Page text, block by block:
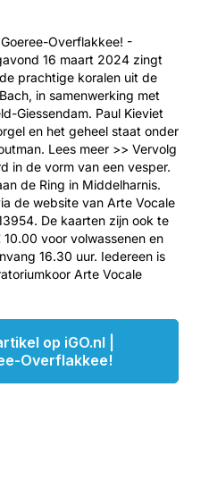
Overflakkee! -
16 maart 2024 zingt
prachtige koralen uit de
in samenwerking met
Giessendam. Paul Kieviet
en het geheel staat onder
Lees meer >> Vervolg
in de vorm van een vesper.
de Ring in Middelharnis.
de website van Arte Vocale
De kaarten zijn ook te
voor volwassenen en
16.30 uur. Iedereen is
Arte Vocale
op iGO.nl |
Overflakkee!